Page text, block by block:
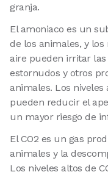
granja.
El amoniaco es un
de los animales, y
aire pueden irritar
estornudos y otros
animales. Los
pueden reducir el
un mayor riesgo de
El CO2 es un gas
animales y la
Los niveles altos de